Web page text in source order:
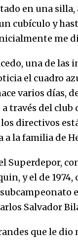
en una silla,
cubículo y
me
una de las
el cuadro
varios días,
través del club
directivos
a la familia de
Superdepor,
y el de
Salvador
que le dio